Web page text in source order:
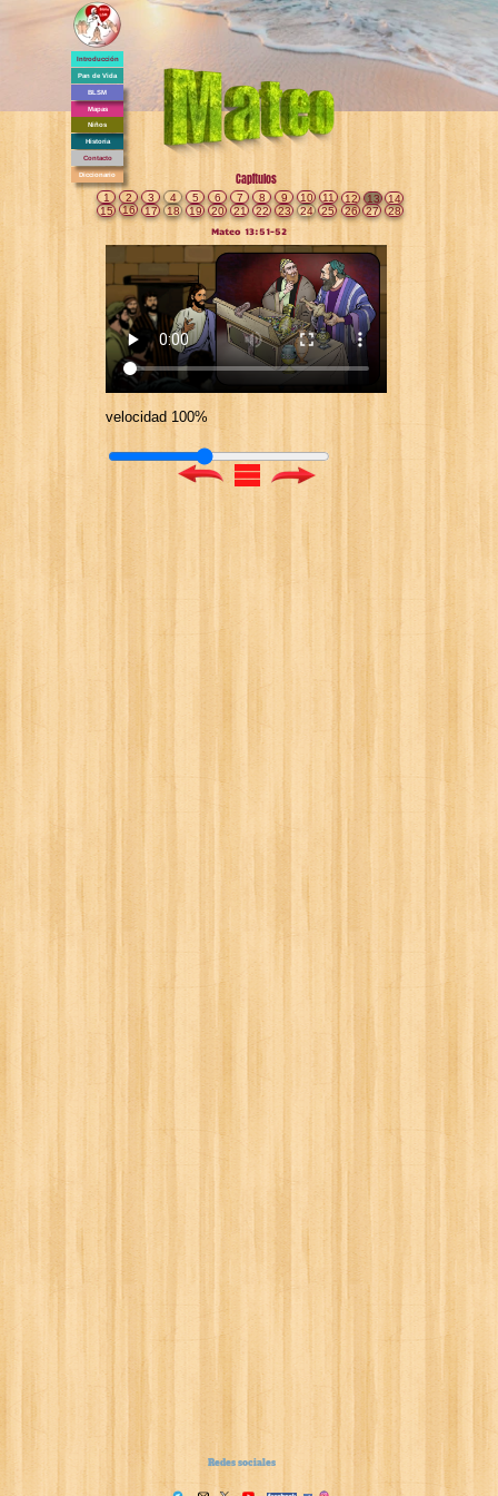
Introducción
Pan de Vida
BLSM
Mapas
Niños
Historia
Contacto
Diccionario
1 2 3 4 5 6
Capítulos
7 8 9 10 11 12 13
14
15
16 17 18 19 20 21 22 23 24 25 26 27
28
Mateo 13:51-52
velocidad 100%
Redes sociales